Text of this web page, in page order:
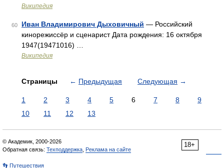
Википедия
60 Иван Владимирович Дыховичный — Российский
кинорежиссёр и сценарист Дата рождения: 16 октября
1947(19471016) …
Википедия
Страницы ← Предыдущая Следующая →
1 2 3 4 5 6 7 8
9
10
11 12 13
18+
© Академик, 2000-2026
Обратная связь: Техподдержка Реклама на сайте
👣 Путешествия